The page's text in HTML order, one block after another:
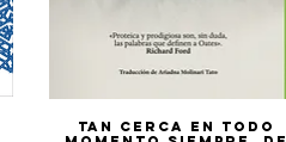
Vista rápida
Tan cerca en todo